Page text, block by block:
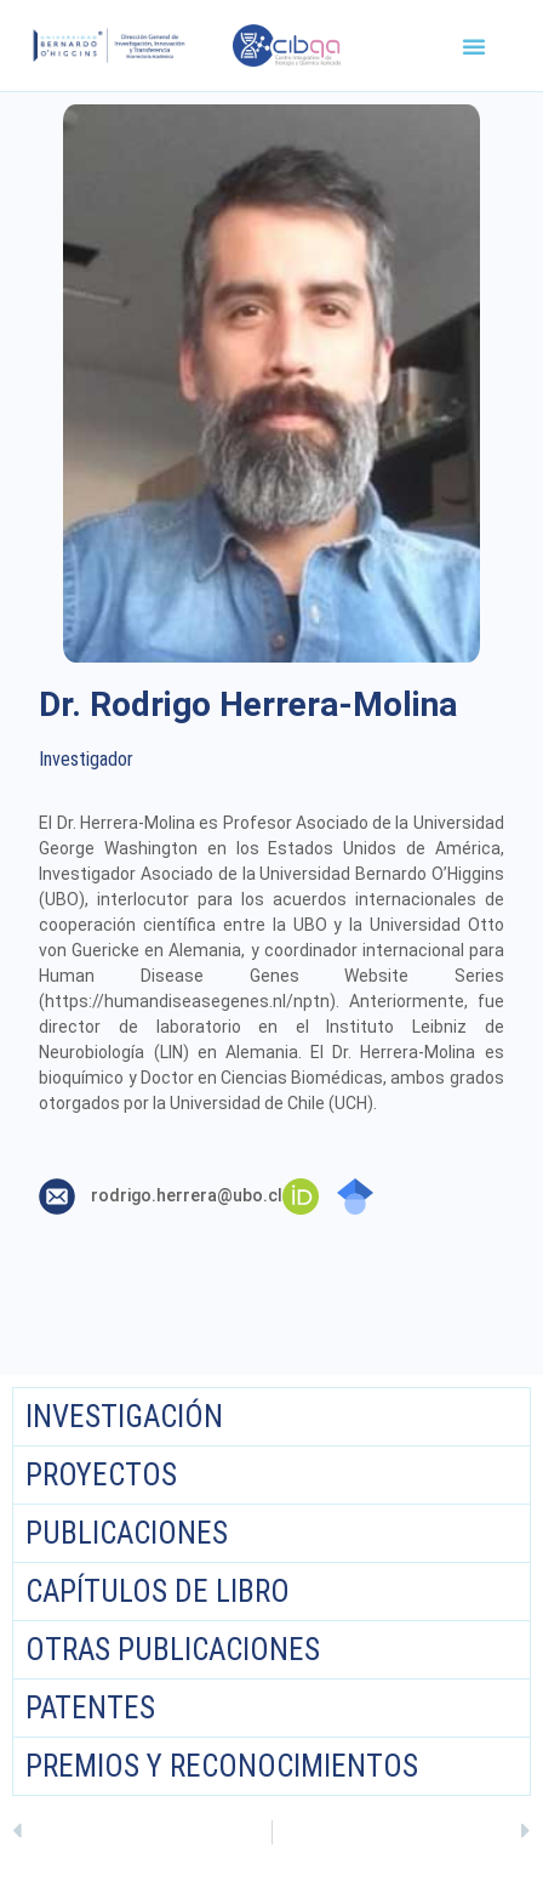
Dr. Rodrigo Herrera-Molina
Investigador
El Dr. Herrera-Molina es Profesor Asociado de la Universidad
George Washington en los Estados Unidos de América,
Investigador Asociado de la Universidad Bernardo O’Higgins
(UBO), interlocutor para los acuerdos internacionales de
cooperación científica entre la UBO y la Universidad Otto
von Guericke en Alemania, y coordinador internacional para
Human Disease Genes Website Series
(https://humandiseasegenes.nl/nptn). Anteriormente, fue
director de laboratorio en el Instituto Leibniz de
Neurobiología (LIN) en Alemania. El Dr. Herrera-Molina es
bioquímico y Doctor en Ciencias Biomédicas, ambos grados
otorgados por la Universidad de Chile (UCH).
INVESTIGACIÓN
PROYECTOS
PUBLICACIONES
CAPÍTULOS DE LIBRO
OTRAS PUBLICACIONES
PATENTES
PREMIOS Y RECONOCIMIENTOS